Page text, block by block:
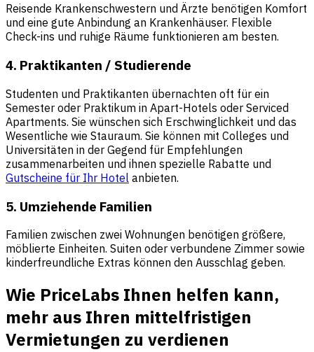
Reisende Krankenschwestern und Ärzte benötigen Komfort
und eine gute Anbindung an Krankenhäuser. Flexible
Check-ins und ruhige Räume funktionieren am besten.
4. Praktikanten / Studierende
Studenten und Praktikanten übernachten oft für ein
Semester oder Praktikum in Apart-Hotels oder Serviced
Apartments. Sie wünschen sich Erschwinglichkeit und das
Wesentliche wie Stauraum. Sie können mit Colleges und
Universitäten in der Gegend für Empfehlungen
zusammenarbeiten und ihnen spezielle Rabatte und
Gutscheine für Ihr Hotel anbieten.
5. Umziehende Familien
Familien zwischen zwei Wohnungen benötigen größere,
möblierte Einheiten. Suiten oder verbundene Zimmer sowie
kinderfreundliche Extras können den Ausschlag geben.
Wie PriceLabs Ihnen helfen kann,
mehr aus Ihren mittelfristigen
Vermietungen zu verdienen